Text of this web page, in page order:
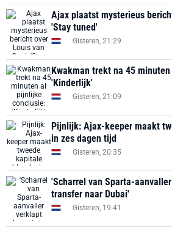
Ajax plaatst mysterieus
'Stay tuned'
Gisteren, 21:29
Kwakman trekt na 45
'Kinderlijk'
Gisteren, 21:09
Pijnlijk: Ajax-keeper maakt
in zes dagen tijd
Gisteren, 20:35
'Scharrel van Sparta-
transfer naar Dubai'
Gisteren, 19:41